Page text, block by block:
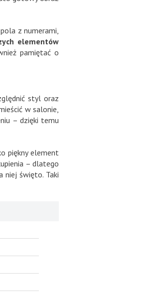
z numerami,
elementów
pamiętać o
styl oraz
w salonie,
– dzięki temu
piękny element
– dlatego
niej święto. Taki